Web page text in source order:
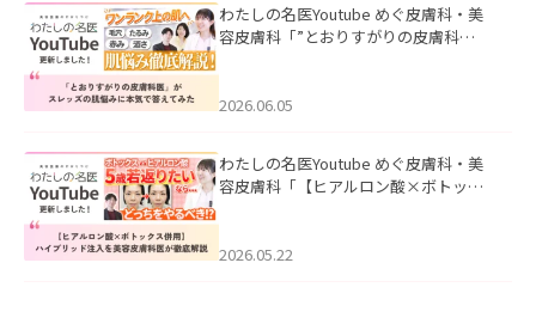
わたしの名医Youtube めぐ皮膚科・美
容皮膚科「”とおりすがりの皮膚科
2026.06.05
わたしの名医Youtube めぐ皮膚科・美
容皮膚科「【ヒアルロン酸×ボトック
た。
2026.05.22